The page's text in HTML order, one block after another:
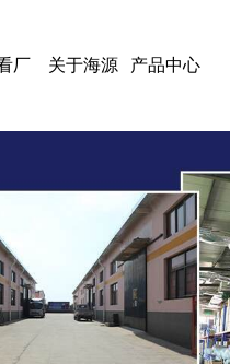
厂 关于海源 产品中心